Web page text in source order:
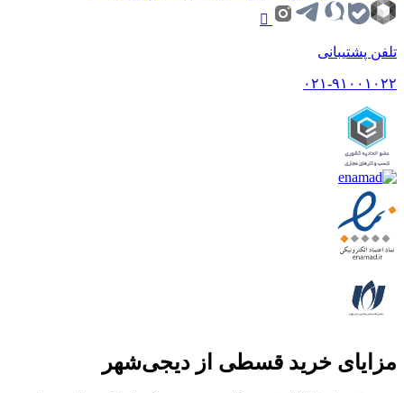
تلفن پشتیبانی
۰۲۱-۹۱۰۰۱۰۲۲
مزایای خرید قسطی از دیجی‌شهر